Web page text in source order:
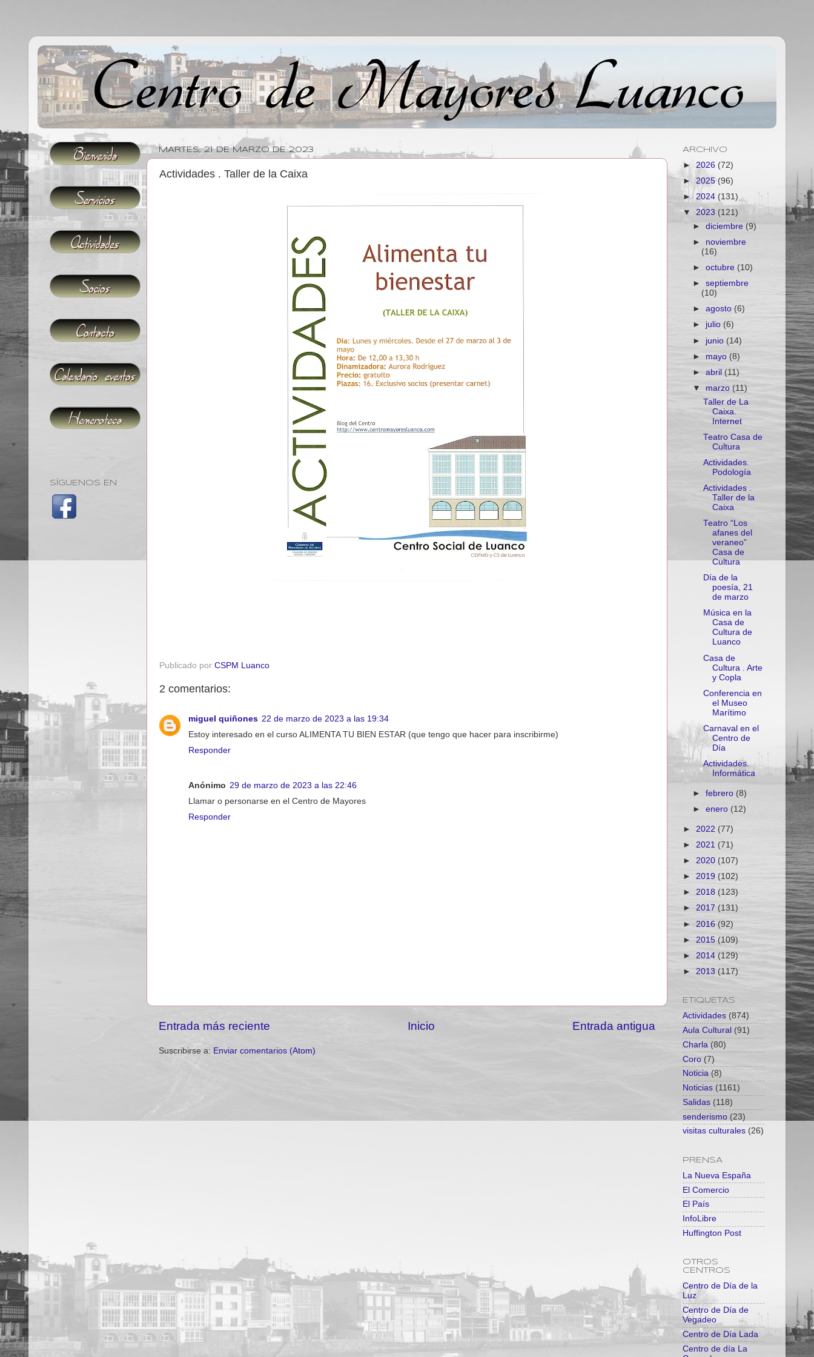
MARTES, 21 DE MARZO DE 2023
Actividades . Taller de la Caixa
Publicado por CSPM Luanco
2 comentarios:
miguel quiñones 22 de marzo de 2023 a las 19:34
Estoy interesado en el curso ALIMENTA TU BIEN ESTAR (que tengo que hacer para inscribirme)
Responder
Anónimo 29 de marzo de 2023 a las 22:46
Llamar o personarse en el Centro de Mayores
Responder
Entrada más reciente Entrada antigua
Inicio
Suscribirse a: Enviar comentarios (Atom)
SÍGUENOS EN
ARCHIVO
► 2026 (72)
► 2025 (96)
► 2024 (131)
▼ 2023 (121)
►diciembre (9)
► noviembre
(16)
►octubre (10)
►septiembre
(10)
►agosto (6)
► julio (6)
► junio(14)
► mayo (8)
►abril(11)
▼ marzo (11)
Taller de La
Caixa.
Internet
Teatro Casa de
Cultura
Actividades.
Podología
Actividades .
Taller de la
Caixa
Teatro “Los
afanes del
veraneo”
Casa de
Cultura
Día de la
poesía, 21
de marzo
Música en la
Casa de
Cultura de
Luanco
Casa de
Cultura . Arte
y Copla
Conferencia en
el Museo
Marítimo
Carnaval en el
Centro de
Día
Actividades.
Informática
►febrero(8)
►enero (12)
► 2022 (77)
► 2021 (71)
► 2020 (107)
► 2019 (102)
► 2018 (123)
► 2017 (131)
► 2016 (92)
► 2015 (109)
► 2014 (129)
► 2013 (117)
ETIQUETAS
Actividades (874)
Aula Cultural (91)
Charla (80)
Coro (7)
Noticia (8)
Noticias (1161)
Salidas (118)
senderismo (23)
visitas culturales (26)
PRENSA
La Nueva España
El Comercio
El País
InfoLibre
Huffington Post
OTROS
CENTROS
Centro de Día de la
Luz
Centro de Día de
Vegadeo
Centro de Día Lada
Centro de día La